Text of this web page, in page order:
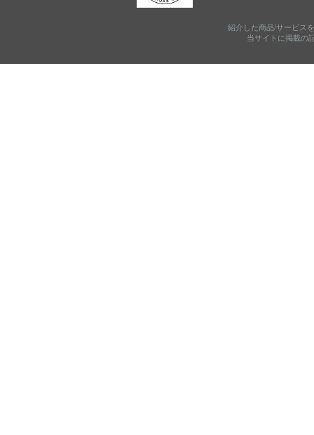
紹介した商品/サービス
当サイトに掲載の